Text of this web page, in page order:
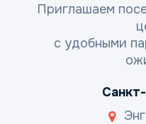
Приглашаем
с удобными